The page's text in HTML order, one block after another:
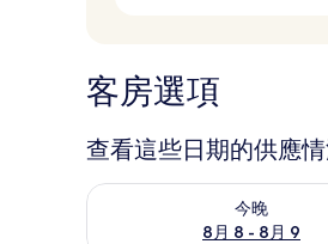
客房選項
查看這些日期的供應
今晚
8月 8 - 8月 9
查看今晚 (8月 8 - 8月 9) 的供